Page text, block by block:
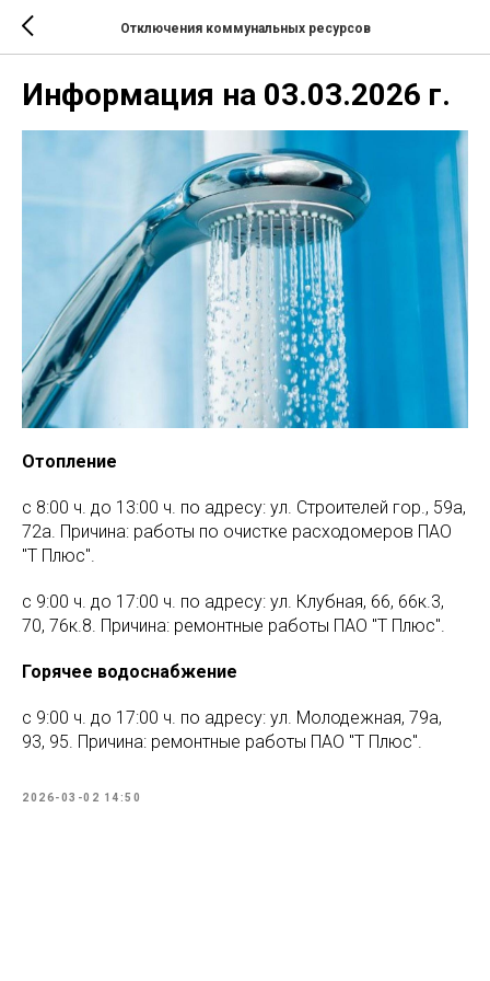
Отключения коммунальных ресурсов
Информация на 03.03.2026 г.
Отопление
с 8:00 ч. до 13:00 ч. по адресу: ул. Строителей гор., 59а,
72а. Причина: работы по очистке расходомеров ПАО
"Т Плюс".
с 9:00 ч. до 17:00 ч. по адресу: ул. Клубная, 66, 66к.3,
70, 76к.8. Причина: ремонтные работы ПАО "Т Плюс".
Горячее водоснабжение
с 9:00 ч. до 17:00 ч. по адресу: ул. Молодежная, 79а,
93, 95. Причина: ремонтные работы ПАО "Т Плюс".
2026-03-02 14:50